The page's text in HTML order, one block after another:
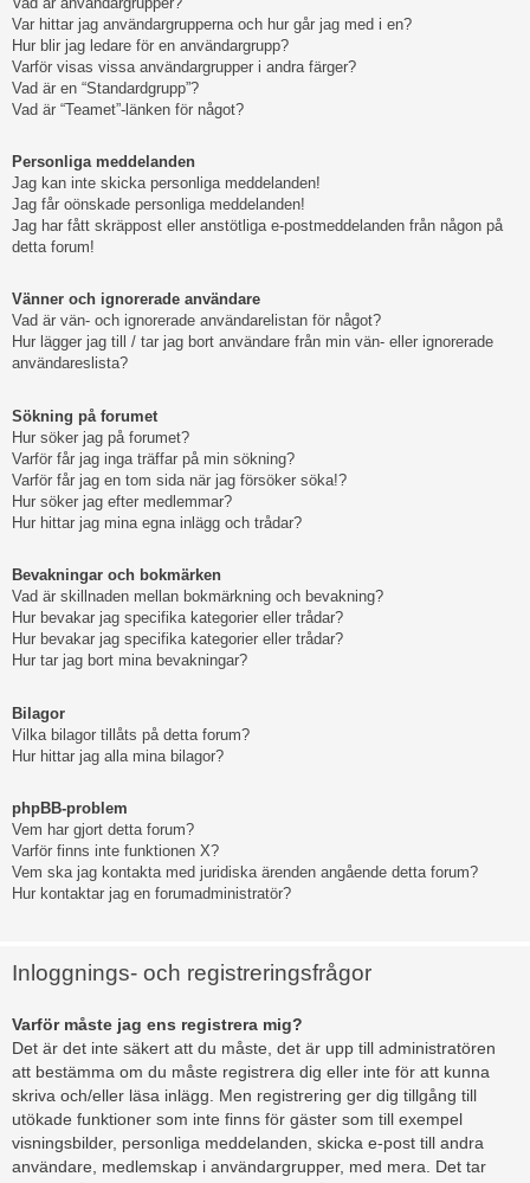
Var hittar jag användargrupperna och hur går jag med i en?
Hur blir jag ledare för en användargrupp?
Varför visas vissa användargrupper i andra färger?
Vad är en “Standardgrupp”?
Vad är “Teamet”-länken för något?
Personliga meddelanden
Jag kan inte skicka personliga meddelanden!
Jag får oönskade personliga meddelanden!
Jag har fått skräppost eller anstötliga e-postmeddelanden från någon på
detta forum!
Vänner och ignorerade användare
Vad är vän- och ignorerade användarelistan för något?
Hur lägger jag till / tar jag bort användare från min vän- eller ignorerade
användareslista?
Sökning på forumet
Hur söker jag på forumet?
Varför får jag inga träffar på min sökning?
Varför får jag en tom sida när jag försöker söka!?
Hur söker jag efter medlemmar?
Hur hittar jag mina egna inlägg och trådar?
Bevakningar och bokmärken
Vad är skillnaden mellan bokmärkning och bevakning?
Hur bevakar jag specifika kategorier eller trådar?
Hur bevakar jag specifika kategorier eller trådar?
Hur tar jag bort mina bevakningar?
Bilagor
Vilka bilagor tillåts på detta forum?
Hur hittar jag alla mina bilagor?
phpBB-problem
Vem har gjort detta forum?
Varför finns inte funktionen X?
Vem ska jag kontakta med juridiska ärenden angående detta forum?
Hur kontaktar jag en forumadministratör?
Inloggnings- och registreringsfrågor
Varför måste jag ens registrera mig?
Det är det inte säkert att du måste, det är upp till administratören
att bestämma om du måste registrera dig eller inte för att kunna
skriva och/eller läsa inlägg. Men registrering ger dig tillgång till
utökade funktioner som inte finns för gäster som till exempel
visningsbilder, personliga meddelanden, skicka e-post till andra
användare, medlemskap i användargrupper, med mera. Det tar